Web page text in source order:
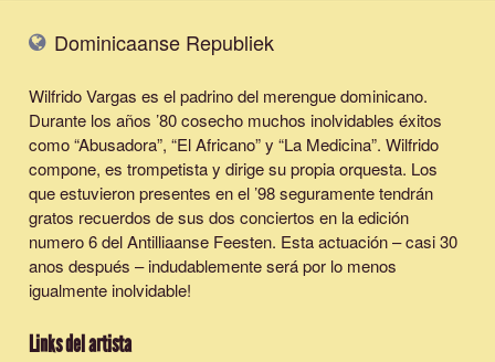
Dominicaanse Republiek
Wilfrido Vargas es el padrino del merengue dominicano.
Durante los años ’80 cosecho muchos inolvidables éxitos
como “Abusadora”, “El Africano” y “La Medicina”. Wilfrido
compone, es trompetista y dirige su propia orquesta. Los
que estuvieron presentes en el ’98 seguramente tendrán
gratos recuerdos de sus dos conciertos en la edición
numero 6 del Antilliaanse Feesten. Esta actuación – casi 30
anos después – indudablemente será por lo menos
igualmente inolvidable!
Links del artista